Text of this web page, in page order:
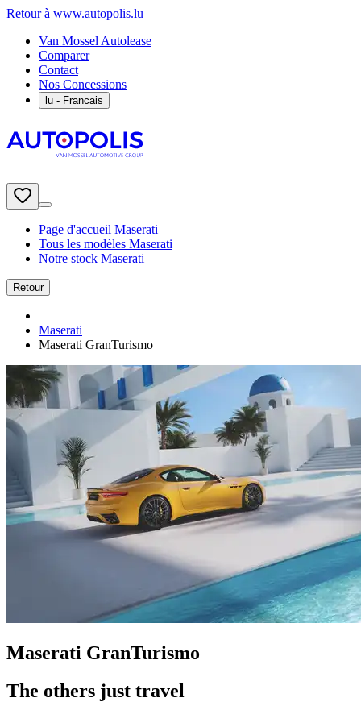
Retour à www.autopolis.lu
Van Mossel Autolease
Comparer
Contact
Nos Concessions
lu - Francais
Page d'accueil Maserati
Tous les modèles Maserati
Notre stock Maserati
Retour
Maserati
Maserati GranTurismo
Maserati GranTurismo
The others just travel